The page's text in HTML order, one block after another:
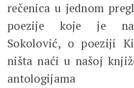
rečenica u jednom
poezije koje je
Sokolović, o poeziji
ništa naći u našoj
antologijama